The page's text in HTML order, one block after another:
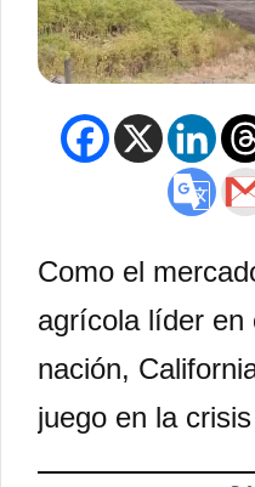
Como el
agrícola líder en
nación,
juego en la